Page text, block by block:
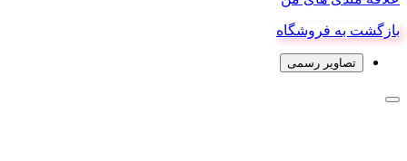
بازگشت به فروشگاه
تصاویر رسمی